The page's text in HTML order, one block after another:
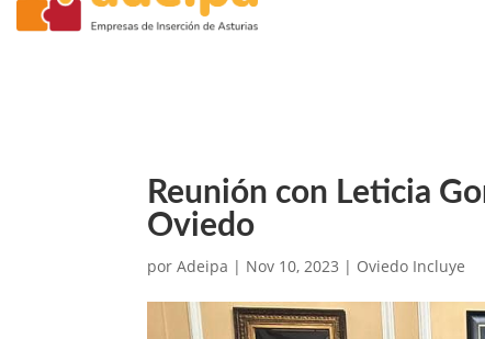
Reunión con Leticia
Oviedo
porAdeipa | Nov 10, 2023 | Oviedo Incluye